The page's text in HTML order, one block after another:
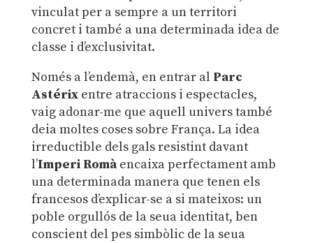
vinculat per a sempre a un territori
concret i també a una determinada idea de
classe i d’exclusivitat.
Només a l’endemà, en entrar al Parc
Astérixentre atraccions i espectacles,
vaig adonar-me que aquell univers també
deia moltes coses sobre França. La idea
irreductible dels gals resistint davant
l’Imperi Romà encaixa perfectament amb
una determinada manera que tenen els
francesos d’explicar-se a si mateixos: un
poble orgullós de la seua identitat, ben
conscient del pes simbòlic de la seua